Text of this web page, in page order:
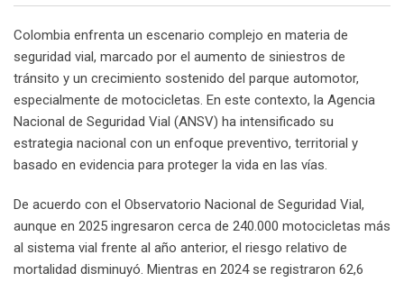
Colombia enfrenta un escenario complejo en materia de
seguridad vial, marcado por el aumento de siniestros de
tránsito y un crecimiento sostenido del parque automotor,
especialmente de motocicletas. En este contexto, la Agencia
Nacional de Seguridad Vial (ANSV) ha intensificado su
estrategia nacional con un enfoque preventivo, territorial y
basado en evidencia para proteger la vida en las vías.
De acuerdo con el Observatorio Nacional de Seguridad Vial,
aunque en 2025 ingresaron cerca de 240.000 motocicletas más
al sistema vial frente al año anterior, el riesgo relativo de
mortalidad disminuyó. Mientras en 2024 se registraron 62,6